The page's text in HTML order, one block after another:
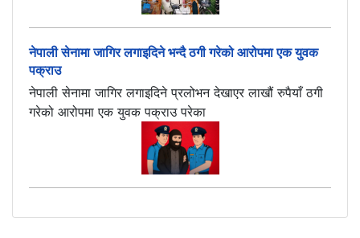
नेपाली सेनामा जागिर लगाइदिने भन्दै ठगी गरेको आरोपमा एक युवक
पक्राउ
नेपाली सेनामा जागिर लगाइदिने प्रलोभन देखाएर लाखौं रुपैयाँ ठगी
गरेको आरोपमा एक युवक पक्राउ परेका